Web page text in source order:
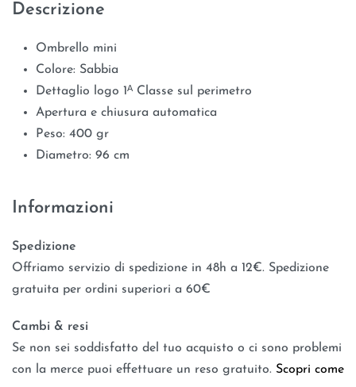
Descrizione
Ombrello mini
Colore: Sabbia
Dettaglio logo 1ᴬ Classe sul perimetro
Apertura e chiusura automatica
Peso: 400 gr
Diametro: 96 cm
Informazioni
Spedizione
Offriamo servizio di spedizione in 48h a 12€. Spedizione
gratuita per ordini superiori a 60€
Cambi & resi
Se non sei soddisfatto del tuo acquisto o ci sono problemi
con la merce puoi effettuare un reso gratuito. Scopri come